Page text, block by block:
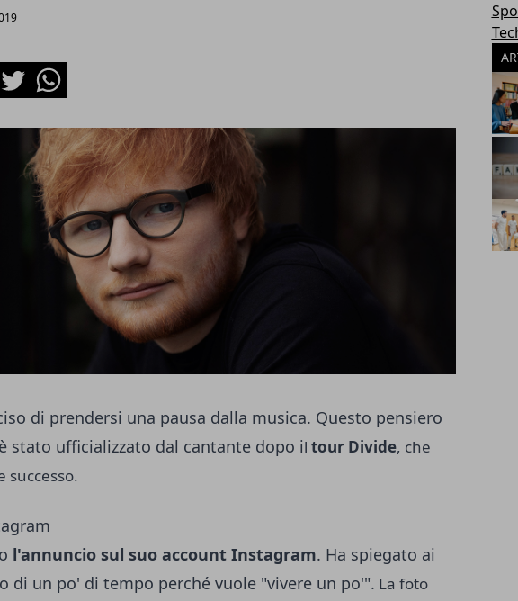
TwitterWhatsapp
di prendersi una pausa dalla musica. Questo pensiero
stato ufficializzato dal cantante dopo il tour Divide, che
successo.
l'annuncio sul suo account Instagram. Ha spiegato ai
di un po' di tempo perché vuole "vivere un po'". La foto